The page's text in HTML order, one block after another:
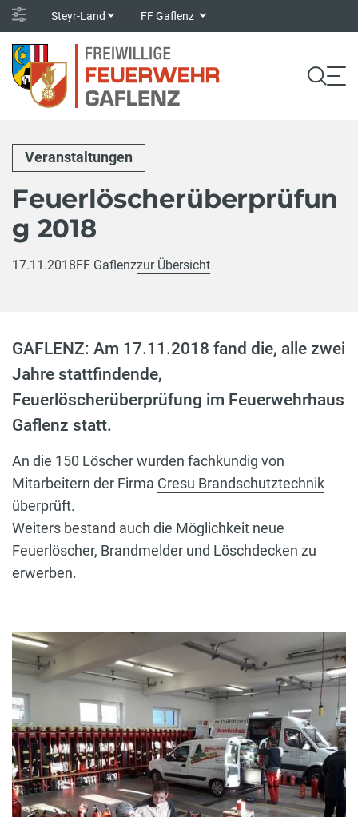
Steyr-Land FF Gaflenz
Veranstaltungen
Feuerlöscherüberprüfun
g 2018
17.11.2018FF Gaflenzzur Übersicht
GAFLENZ: Am 17.11.2018 fand die, alle zwei
Jahre stattfindende,
Feuerlöscherüberprüfung im Feuerwehrhaus
Gaflenz statt.
An die 150 Löscher wurden fachkundig von
Mitarbeitern der Firma Cresu Brandschutztechnik
überprüft.
Weiters bestand auch die Möglichkeit neue
Feuerlöscher, Brandmelder und Löschdecken zu
erwerben.